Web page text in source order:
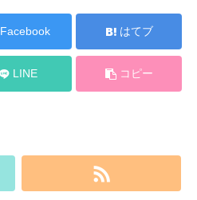
Facebook はてブ
LINE コピー